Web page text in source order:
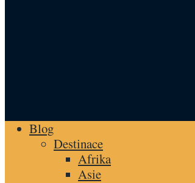
Blog
Destinace
Afrika
Asie